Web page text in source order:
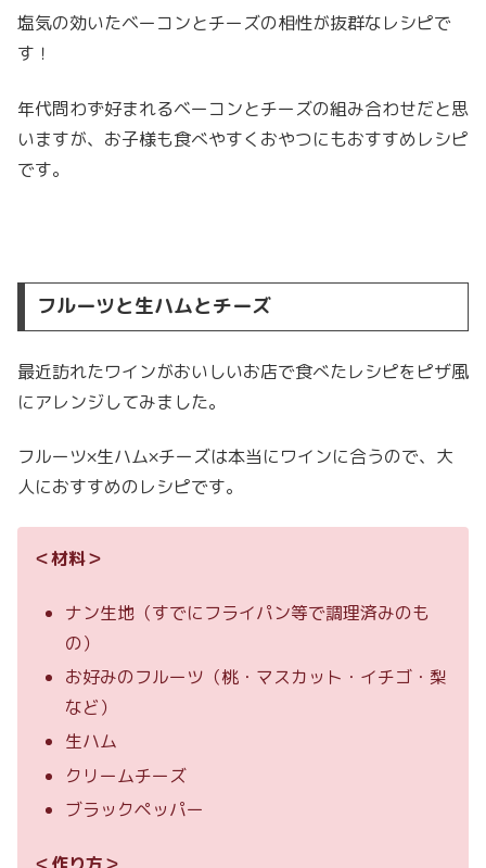
塩気の効いたベーコンとチーズの相性が抜群なレシピで
す！
年代問わず好まれるベーコンとチーズの組み合わせだと思
いますが、お子様も食べやすくおやつにもおすすめレシピ
です。
フルーツと生ハムとチーズ
最近訪れたワインがおいしいお店で食べたレシピをピザ風
にアレンジしてみました。
フルーツ×生ハム×チーズは本当にワインに合うので、大
人におすすめのレシピです。
＜材料＞
ナン生地（すでにフライパン等で調理済みのも
の）
お好みのフルーツ（桃・マスカット・イチゴ・梨
など）
生ハム
クリームチーズ
ブラックペッパー